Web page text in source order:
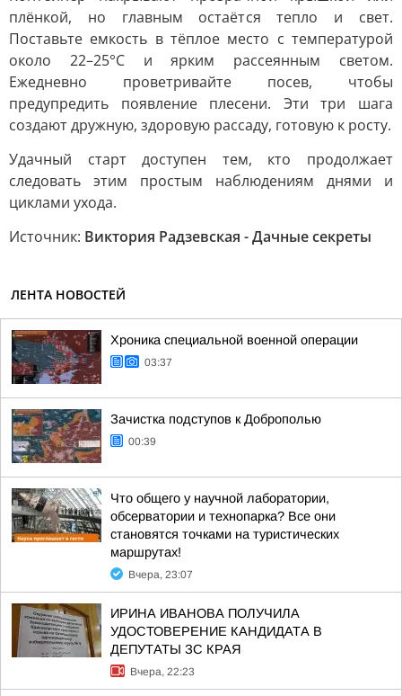
плёнкой, но главным остаётся тепло и свет.
Поставьте емкость в тёплое место с температурой
около 22–25°C и ярким рассеянным светом.
Ежедневно проветривайте посев, чтобы
предупредить появление плесени. Эти три шага
создают дружную, здоровую рассаду, готовую к росту.
Удачный старт доступен тем, кто продолжает
следовать этим простым наблюдениям днями и
циклами ухода.
Источник: Виктория Радзевская - Дачные секреты
ЛЕНТА НОВОСТЕЙ
Хроника специальной военной операции
03:37
Зачистка подступов к Доброполью
00:39
Что общего у научной лаборатории,
обсерватории и технопарка? Все они
становятся точками на туристических
маршрутах!
Вчера, 23:07
ИРИНА ИВАНОВА ПОЛУЧИЛА
УДОСТОВЕРЕНИЕ КАНДИДАТА В
ДЕПУТАТЫ ЗС КРАЯ
Вчера, 22:23